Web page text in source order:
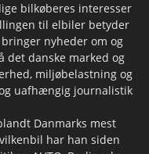
bilkøberes interesser
til elbiler betyder
nyheder om og
danske marked og
miljøbelastning og
uafhængig journalistik
Danmarks mest
har han siden